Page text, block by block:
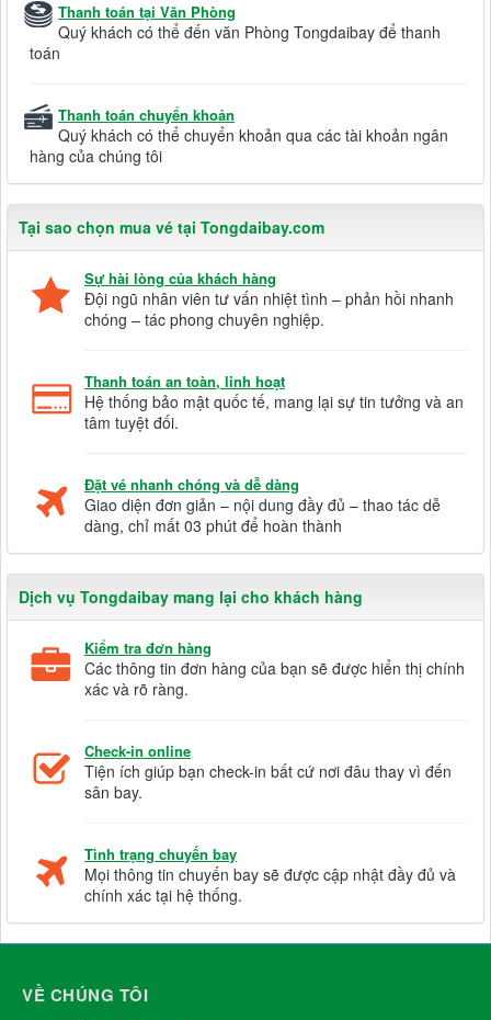
Thanh toán tại Văn Phòng
Quý khách có thể đến văn Phòng Tongdaibay để thanh
toán
Thanh toán chuyển khoản
Quý khách có thể chuyển khoản qua các tài khoản ngân
hàng của chúng tôi
Tại sao chọn mua vé tại Tongdaibay.com
Sự hài lòng của khách hàng
Đội ngũ nhân viên tư vấn nhiệt tình – phản hồi nhanh
chóng – tác phong chuyên nghiệp.
Thanh toán an toàn, linh hoạt
Hệ thống bảo mật quốc tế, mang lại sự tin tưởng và an
tâm tuyệt đối.
Đặt vé nhanh chóng và dễ dàng
Giao diện đơn giản – nội dung đầy đủ – thao tác dễ
dàng, chỉ mất 03 phút để hoàn thành
Dịch vụ Tongdaibay mang lại cho khách hàng
Kiểm tra đơn hàng
Các thông tin đơn hàng của bạn sẽ được hiển thị chính
xác và rõ ràng.
Check-in online
Tiện ích giúp bạn check-in bất cứ nơi đâu thay vì đến
sân bay.
Tình trạng chuyến bay
Mọi thông tin chuyến bay sẽ được cập nhật đầy đủ và
chính xác tại hệ thống.
VỀ CHÚNG TÔI